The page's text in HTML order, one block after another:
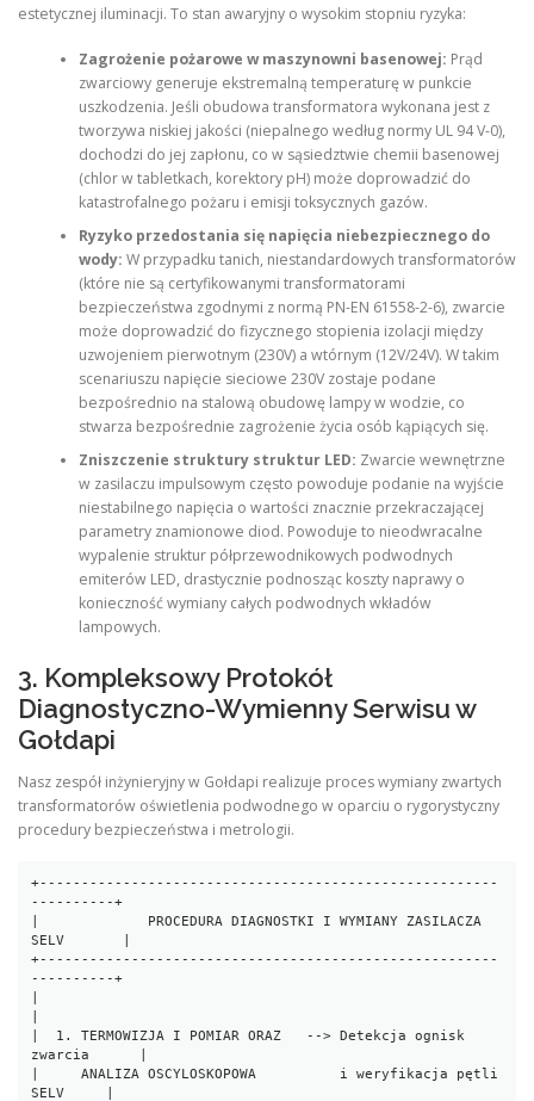
estetycznej iluminacji. To stan awaryjny o wysokim stopniu ryzyka:
Zagrożenie pożarowe w maszynowni basenowej: Prąd
zwarciowy generuje ekstremalną temperaturę w punkcie
uszkodzenia. Jeśli obudowa transformatora wykonana jest z
tworzywa niskiej jakości (niepalnego według normy UL 94 V-0),
dochodzi do jej zapłonu, co w sąsiedztwie chemii basenowej
(chlor w tabletkach, korektory pH) może doprowadzić do
katastrofalnego pożaru i emisji toksycznych gazów.
Ryzyko przedostania się napięcia niebezpiecznego do
wody: W przypadku tanich, niestandardowych transformatorów
(które nie są certyfikowanymi transformatorami
bezpieczeństwa zgodnymi z normą PN-EN 61558-2-6), zwarcie
może doprowadzić do fizycznego stopienia izolacji między
uzwojeniem pierwotnym (230V) a wtórnym (12V/24V). W takim
scenariuszu napięcie sieciowe 230V zostaje podane
bezpośrednio na stalową obudowę lampy w wodzie, co
stwarza bezpośrednie zagrożenie życia osób kąpiących się.
Zniszczenie struktury struktur LED: Zwarcie wewnętrzne
w zasilaczu impulsowym często powoduje podanie na wyjście
niestabilnego napięcia o wartości znacznie przekraczającej
parametry znamionowe diod. Powoduje to nieodwracalne
wypalenie struktur półprzewodnikowych podwodnych
emiterów LED, drastycznie podnosząc koszty naprawy o
konieczność wymiany całych podwodnych wkładów
lampowych.
3. Kompleksowy Protokół
Diagnostyczno-Wymienny Serwisu w
Gołdapi
Nasz zespół inżynieryjny w Gołdapi realizuje proces wymiany zwartych
transformatorów oświetlenia podwodnego w oparciu o rygorystyczny
procedury bezpieczeństwa i metrologii.
+-------------------------------------------------------
----------+
|             PROCEDURA DIAGNOSTKI I WYMIANY ZASILACZA
SELV       |
+-------------------------------------------------------
----------+
|  1. TERMOWIZJA I POMIAR ORAZ   --> Detekcja ognisk
zwarcia      |
|     ANALIZA OSCYLOSKOPOWA          i weryfikacja pętli
SELV     |